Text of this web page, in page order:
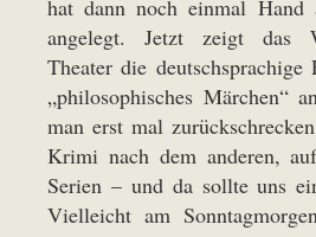
hat dann noch einmal Hand
angelegt. Jetzt zeigt das
Theater die
„philosophisches Märchen“
man erst mal
Krimi nach dem anderen,
Serien – und da sollte uns
Vielleicht am